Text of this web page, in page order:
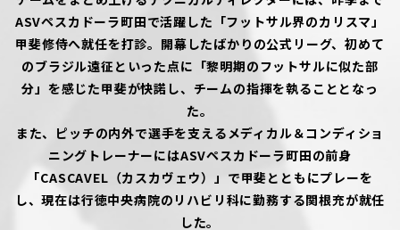
ASVペスカドーラ町田で活躍した「フットサル界のカリスマ」
甲斐修侍へ就任を打診。開幕したばかりの公式リーグ、初めて
のブラジル遠征といった点に「黎明期のフットサルに似た部
分」を感じた甲斐が快諾し、チームの指揮を執ることとなっ
た。
また、ピッチの内外で選手を支えるメディカル＆コンディショ
ニングトレーナーにはASVペスカドーラ町田の前身
「CASCAVEL（カスカヴェウ）」で甲斐とともにプレーを
し、現在は行徳中央病院のリハビリ科に勤務する関根充が就任
した。